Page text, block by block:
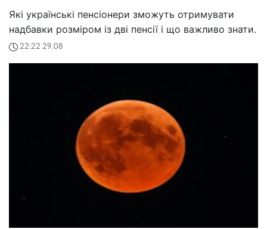
Які українські пенсіонери зможуть отримувати
надбавки розміром із дві пенсії і що важливо знати.
22:22 29.08